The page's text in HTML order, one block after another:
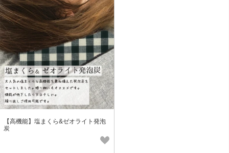
【高機能】塩まくら&ゼオライト発泡
炭